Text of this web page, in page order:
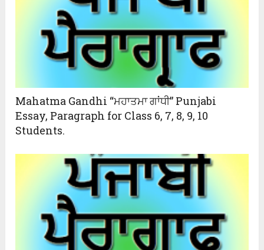
Mahatma Gandhi “ਮਹਾਤਮਾ ਗਾਂਧੀ” Punjabi
Essay, Paragraph for Class 6, 7, 8, 9, 10
Students.